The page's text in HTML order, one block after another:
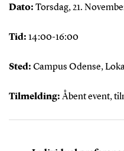
Dato: Torsdag, 21.
Tid: 14:00-16:00
Sted: Campus Odense,
Tilmelding: Åbent event,